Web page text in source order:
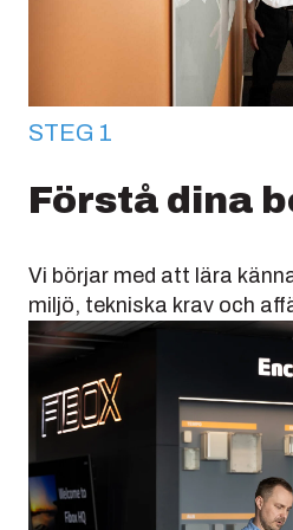
STEG 1
Förstå dina
Vi börjar med att lära
miljö, tekniska krav och